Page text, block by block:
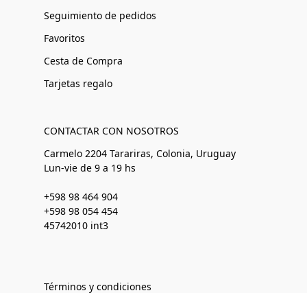
Seguimiento de pedidos
Favoritos
Cesta de Compra
Tarjetas regalo
CONTACTAR CON NOSOTROS
Carmelo 2204 Tarariras, Colonia, Uruguay
Lun-vie de 9 a 19 hs
+598 98 464 904
+598 98 054 454
45742010 int3
Términos y condiciones